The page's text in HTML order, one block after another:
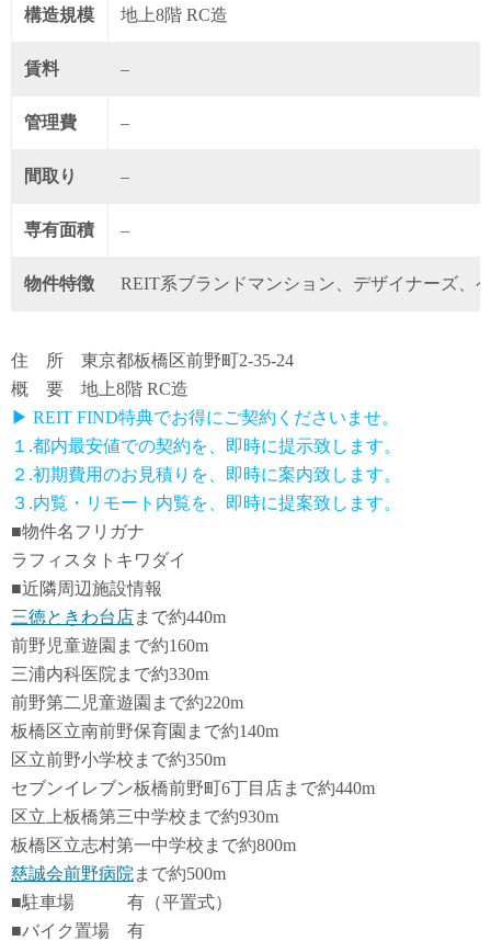
構造規模 地上8階 RC造
賃料 –
管理費 –
間取り –
専有面積 –
物件特徴 REIT系ブランドマンション、デザイナーズ、
住 所 東京都板橋区前野町2-35-24
概 要 地上8階 RC造
▶ REIT FIND特典でお得にご契約くださいませ。
１.都内最安値での契約を、即時に提示致します。
２.初期費用のお見積りを、即時に案内致します。
３.内覧・リモート内覧を、即時に提案致します。
■物件名フリガナ
ラフィスタトキワダイ
■近隣周辺施設情報
三徳ときわ台店まで約440m
前野児童遊園まで約160m
三浦内科医院まで約330m
前野第二児童遊園まで約220m
板橋区立南前野保育園まで約140m
区立前野小学校まで約350m
セブンイレブン板橋前野町6丁目店まで約440m
区立上板橋第三中学校まで約930m
板橋区立志村第一中学校まで約800m
慈誠会前野病院 まで約500m
■駐車場 有（平置式）
■バイク置場 有